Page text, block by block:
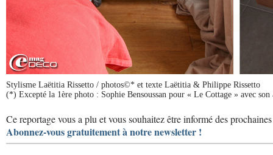
Stylisme Laëtitia Rissetto / photos©* et texte Laëtitia & Philippe Rissetto
(*) Excepté la 1ère photo : Sophie Bensoussan pour « Le Cottage » avec
Ce reportage vous a plu et vous souhaitez être informé des
Abonnez-vous gratuitement à notre newsletter !